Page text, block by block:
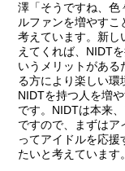
澤「そうですね、色
ルファンを増やすこ
考えています。新し
えてくれば、NIDT
いうメリットがある
る方により楽しい環
NIDTを持つ人を増
です。NIDTは本来
ですので、まずは
ってアイドルを応援
たいと考えています